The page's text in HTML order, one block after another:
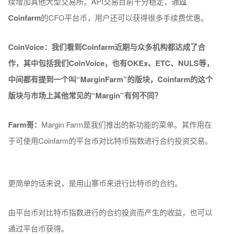
Coinfarm的CFO平台币，用户还可以获得很多手续费优惠。
CoinVoice：我们看到Coinfarm近期与众多机构都达成了合
作，其中包括我们CoinVoice，也有OKEx、ETC、NULS等，
中间都有提到一个叫“MarginFarm”的版块，Coinfarm的这个
版块与市场上其他常见的“Margin”有何不同？
Farm哥： Margin Farm是我们推出的新功能的菜单。其作用在
于可使用Coinfarm的平台币对比特币指数进行合约投资交易。
更简单的话来说，是用山寨币来进行比特币的合约。
由平台币对比特币指数进行的合约投资而产生的收益，也可以
通过平台币获得。